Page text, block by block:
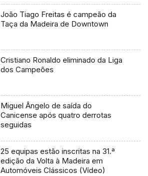
João Tiago Freitas é campeão da
Taça da Madeira de Downtown
Cristiano Ronaldo eliminado da Liga
dos Campeões
Miguel Ângelo de saída do
Canicense após quatro derrotas
seguidas
25 equipas estão inscritas na 31.ª
edição da Volta à Madeira em
Automóveis Clássicos (Vídeo)